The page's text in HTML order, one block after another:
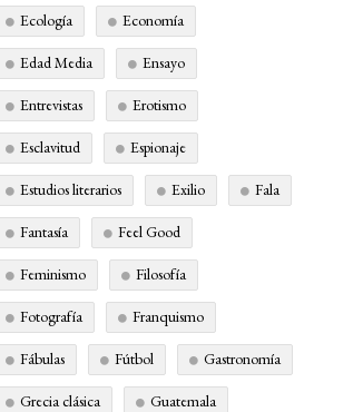
Ecología Economía
Edad Media Ensayo
Entrevistas Erotismo
Esclavitud Espionaje
Estudios literarios Exilio Fala
Fantasía Feel Good
Feminismo Filosofía
Fotografía Franquismo
Fábulas Fútbol Gastronomía
Grecia clásica Guatemala